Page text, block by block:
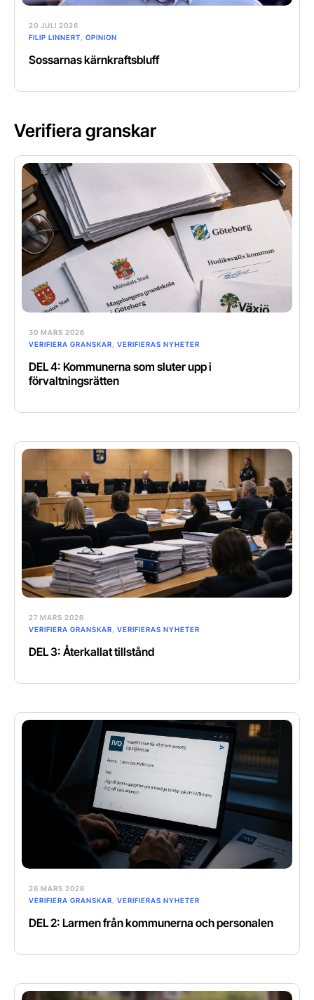
20 JULI 2026
FILIP LINNERT, OPINION
Sossarnas kärnkraftsbluff
Verifiera granskar
30 MARS 2026
VERIFIERA GRANSKAR
VERIFIERAS NYHETER
DEL 4: Kommunerna som sluter upp i
förvaltningsrätten
27 MARS 2026
VERIFIERA GRANSKAR
VERIFIERAS NYHETER
DEL 3: Återkallat tillstånd
26 MARS 2026
VERIFIERA GRANSKAR
VERIFIERAS NYHETER
DEL 2: Larmen från kommunerna och personalen